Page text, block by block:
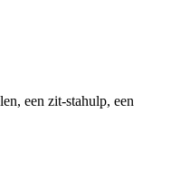
een zit-stahulp, een